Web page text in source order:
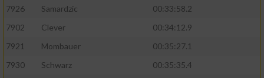
7926
Samardzic
00:33:58.2
7902
Clever
00:34:12.9
7921
Mombauer
00:35:27.1
7930
Schwarz 00:35:35.4